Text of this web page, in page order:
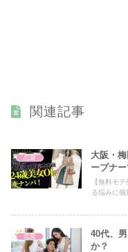
関連記事
恋愛
大阪・
ープナ
【無料モ
る悩みに個
恋愛
40代、
か？